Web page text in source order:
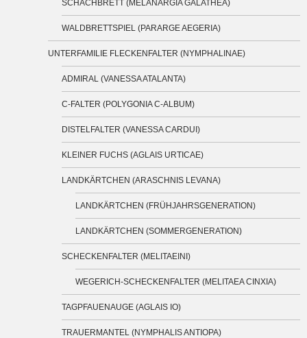
SCHACHBRETT (MELANARGIA GALATHEA)
WALDBRETTSPIEL (PARARGE AEGERIA)
UNTERFAMILIE FLECKENFALTER (NYMPHALINAE)
ADMIRAL (VANESSA ATALANTA)
C-FALTER (POLYGONIA C-ALBUM)
DISTELFALTER (VANESSA CARDUI)
KLEINER FUCHS (AGLAIS URTICAE)
LANDKÄRTCHEN (ARASCHNIS LEVANA)
LANDKÄRTCHEN (FRÜHJAHRSGENERATION)
LANDKÄRTCHEN (SOMMERGENERATION)
SCHECKENFALTER (MELITAEINI)
WEGERICH-SCHECKENFALTER (MELITAEA CINXIA)
TAGPFAUENAUGE (AGLAIS IO)
TRAUERMANTEL (NYMPHALIS ANTIOPA)